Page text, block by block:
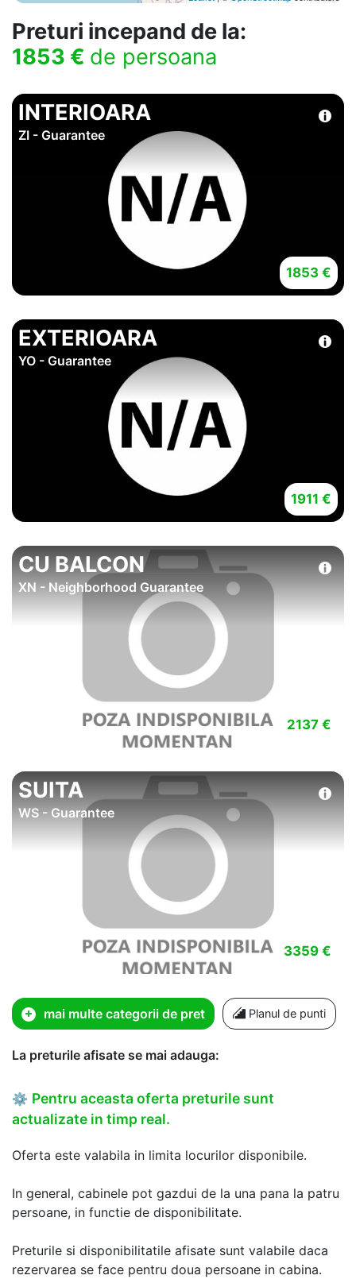
Preturi incepand de la:
1853 € de persoana
INTERIOARA
ZI - Guarantee
1853 €
EXTERIOARA
YO - Guarantee
1911 €
CU BALCON
XN - Neighborhood Guarantee
2137 €
SUITA
WS - Guarantee
3359 €
mai multe categorii de pret Planul de punti
La preturile afisate se mai adauga:
⚙ Pentru aceasta oferta preturile sunt
actualizate in timp real.
Oferta este valabila in limita locurilor disponibile.
In general, cabinele pot gazdui de la una pana la patru
persoane, in functie de disponibilitate.
Preturile si disponibilitatile afisate sunt valabile daca
rezervarea se face pentru doua persoane in cabina.